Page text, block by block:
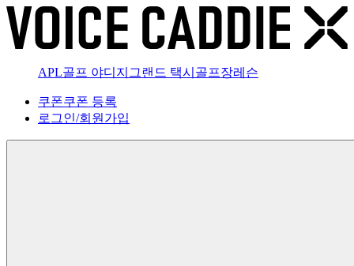
APL골프 야디지 그랜드 택시 골프장레슨
쿠폰쿠폰 등록
로그인/회원가입